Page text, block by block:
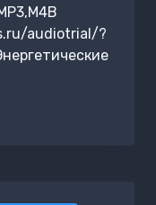
audiotrial/?